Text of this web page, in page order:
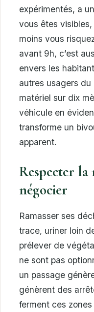
expérimentés, a
vous êtes
moins vous
avant 9h, c’est
envers les
autres usagers du
matériel sur dix
véhicule en
transforme un
apparent.
Respecter la
négocier
Ramasser ses
trace, uriner loin
prélever de
ne sont pas
un passage
génèrent des
ferment ces